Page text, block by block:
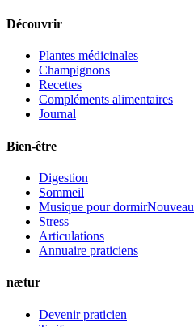
Découvrir
Plantes médicinales
Champignons
Recettes
Compléments alimentaires
Journal
Bien-être
Digestion
Sommeil
Musique pour dormirNouveau
Stress
Articulations
Annuaire praticiens
nætur
Devenir praticien